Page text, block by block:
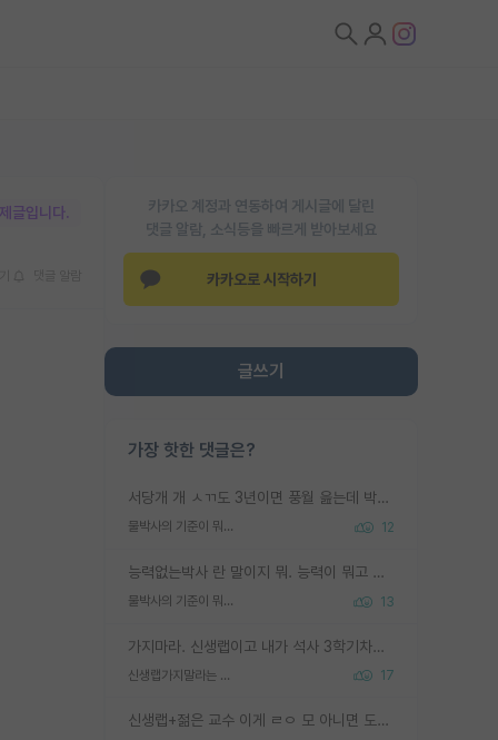
카카오 계정과 연동하여 게시글에 달린
댓글 알람, 소식등을 빠르게 받아보세요
카카오로 시작하기
글쓰기
가장 핫한 댓글은?
서당개 개 ㅅㄲ도 3년이면 풍월 읊는데 박사 5년 이상 대리고 있으면서 물된건 교수 탓 맞는ㄱ게 거기가 서당이 아니란 소리임
물박사의 기준이 뭐임? 12
능력없는박사 란 말이지 뭐. 능력이 뭐고 능력이 있다는게 뭔지는 사람마다 기준이 다르니까 얘기해봐야 서로 자기 기준만 얘기해서 논쟁이 끝이 안나고. 주위에서 능력있고 야심있는 신입생이 교수가 유의미한 피드백을 아예 안주면서 제대로된 과제에 참여해볼 기회도 제공하지 않고 잡일 뺑뺑이만 돌려서 맨날 단순작업만 하면서 밤새다가 눈빛이 점점 죽어가는걸 본 사람은 물박사는 교수탓이라고 하고, 교수는 이것저것 알려도 주고 기회도 주고 사수 동기 붙여주면서 어떻게든 끌고가려고 하는데 본인이 매일 뺀질거리면서 출근 하는둥마는둥 하다가 기껏 와서도 폰이나 쳐다보다가 실험 망치고 저녁약속있어서 먼저 가볼게요~ 하는걸 본 사람은 물박사는 본인탓이라고 함.
물박사의 기준이 뭐임? 13
가지마라. 신생랩이고 내가 석사 3학기차인데 최고참인데 나도 아무것도 모르는데 교수가 후배들 왜 논문 교육 안시키냐. 논문 왜 안 써오냐 닦달한다
신생랩가지말라는 이유가 있었구나 17
신생랩+젊은 교수 이게 ㄹㅇ 모 아니면 도인듯.
글입니다.